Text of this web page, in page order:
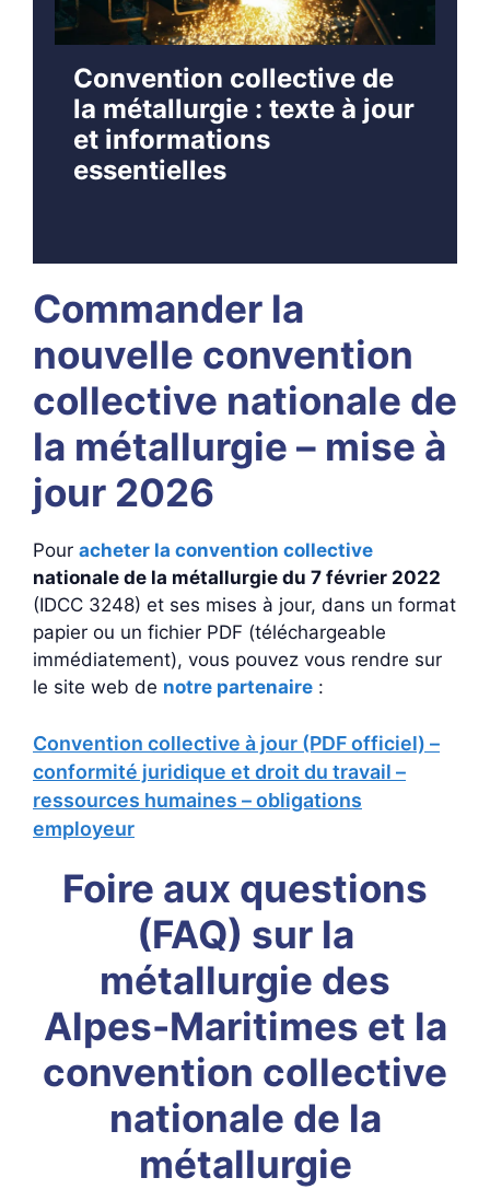
Convention collective de
la métallurgie : texte à jour
et informations
essentielles
Commander la
nouvelle convention
collective nationale de
la métallurgie – mise à
jour 2026
Pour acheter la convention collective
nationale de la métallurgie du 7 février 2022
(IDCC 3248) et ses mises à jour, dans un format
papier ou un fichier PDF (téléchargeable
immédiatement), vous pouvez vous rendre sur
le site web de notre partenaire :
Convention collective à jour (PDF officiel) –
conformité juridique et droit du travail –
ressources humaines – obligations
employeur
Foire aux questions
(FAQ) sur la
métallurgie des
Alpes-Maritimes et la
convention collective
nationale de la
métallurgie